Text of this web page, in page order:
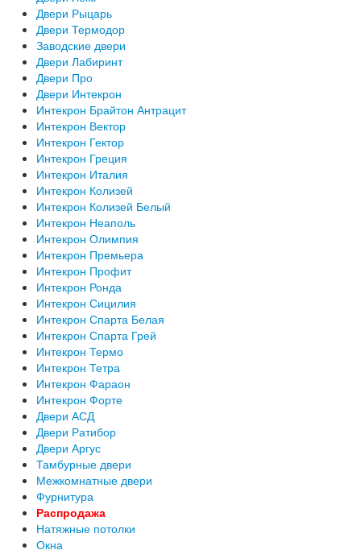
Двери Рыцарь
Двери Термодор
Заводские двери
Двери Лабиринт
Двери Про
Двери Интекрон
Интекрон Брайтон Антрацит
Интекрон Вектор
Интекрон Гектор
Интекрон Греция
Интекрон Италия
Интекрон Колизей
Интекрон Колизей Белый
Интекрон Неаполь
Интекрон Олимпия
Интекрон Премьера
Интекрон Профит
Интекрон Ронда
Интекрон Сицилия
Интекрон Спарта Белая
Интекрон Спарта Грей
Интекрон Термо
Интекрон Тетра
Интекрон Фараон
Интекрон Форте
Двери АСД
Двери Ратибор
Двери Аргус
Тамбурные двери
Межкомнатные двери
Фурнитура
Распродажа
Натяжные потолки
Окна